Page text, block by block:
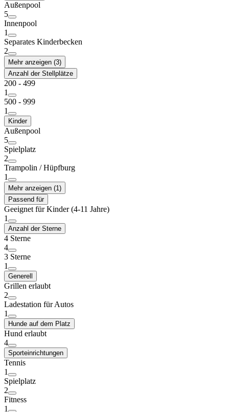
Außenpool
5
Innenpool
1
Separates Kinderbecken
2
Mehr anzeigen (3)
Anzahl der Stellplätze
200 - 499
1
500 - 999
1
Kinder
Außenpool
5
Spielplatz
2
Trampolin / Hüpfburg
1
Mehr anzeigen (1)
Passend für
Geeignet für Kinder (4-11 Jahre)
1
Anzahl der Sterne
4 Sterne
4
3 Sterne
1
Generell
Grillen erlaubt
2
Ladestation für Autos
1
Hunde auf dem Platz
Hund erlaubt
4
Sporteinrichtungen
Tennis
1
Spielplatz
2
Fitness
1